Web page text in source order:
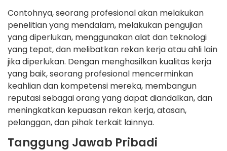
Contohnya, seorang profesional akan melakukan
penelitian yang mendalam, melakukan pengujian
yang diperlukan, menggunakan alat dan teknologi
yang tepat, dan melibatkan rekan kerja atau ahli lain
jika diperlukan. Dengan menghasilkan kualitas kerja
yang baik, seorang profesional mencerminkan
keahlian dan kompetensi mereka, membangun
reputasi sebagai orang yang dapat diandalkan, dan
meningkatkan kepuasan rekan kerja, atasan,
pelanggan, dan pihak terkait lainnya.
Tanggung Jawab Pribadi